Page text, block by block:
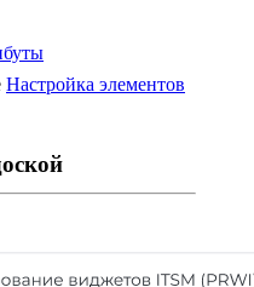
Настройка элементов